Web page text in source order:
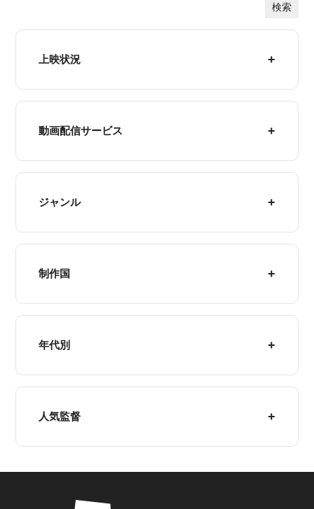
検索
上映状況
動画配信サービス
ジャンル
制作国
年代別
人気監督